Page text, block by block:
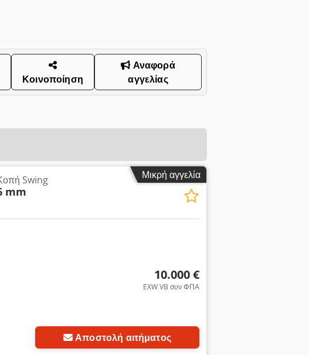
Κοινοποίηση
Αναφορά
αγγελίας
Μικρή αγγελία
Swing
mm
10.000 €
EXW VB συν ΦΠΑ
Αποστολή αιτήματος